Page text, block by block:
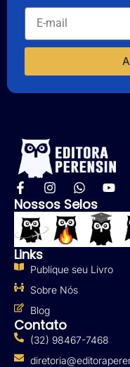
Nossos Selos
Links
Publique seu Livro
Sobre Nós
Blog
Contato
(32) 98467-7468